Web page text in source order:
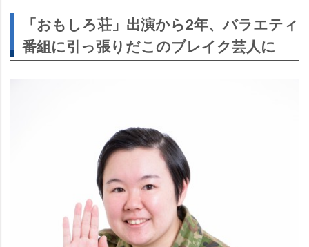
「おもしろ荘」出演から2年、バラエティ
番組に引っ張りだこのブレイク芸人に